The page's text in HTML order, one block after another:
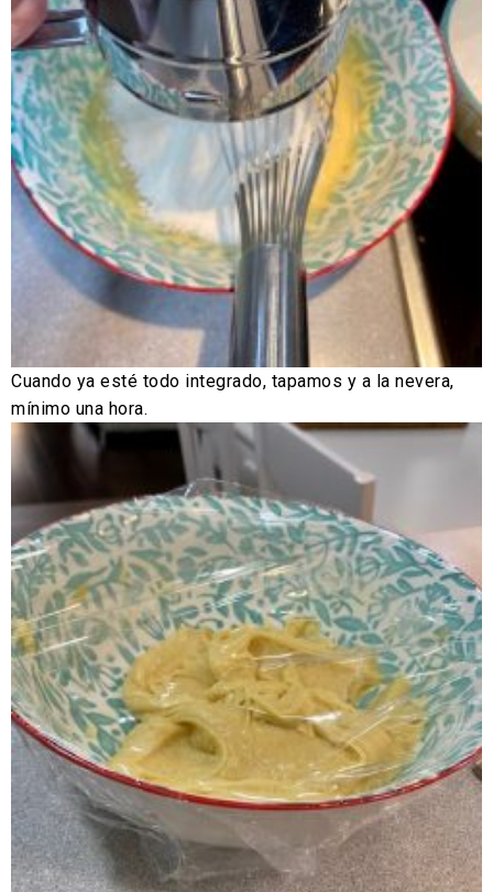
Cuando ya esté todo integrado, tapamos y a la nevera,
mínimo una hora.